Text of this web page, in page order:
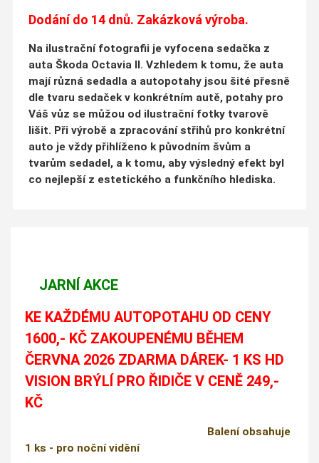
Dodání do 14 dnů. Zakázková výroba.
Na ilustrační fotografii je vyfocena sedačka z
auta Škoda Octavia II. Vzhledem k tomu, že auta
mají různá sedadla a autopotahy jsou šité přesně
dle tvaru sedaček v konkrétním autě, potahy pro
Váš vůz se můžou od ilustrační fotky tvarově
lišit. Při výrobě a zpracování střihů pro konkrétní
auto je vždy přihlíženo k původním švům a
tvarům sedadel, a k tomu, aby výsledný efekt byl
co nejlepší z estetického a funkčního hlediska.
JARNÍ AKCE
KE KAŽDÉMU AUTOPOTAHU OD CENY
1600,- KČ ZAKOUPENÉMU BĚHEM
ČERVNA 2026 ZDARMA DÁREK- 1 KS HD
VISION BRÝLÍ PRO ŘIDIČE V CENĚ 249,-
KČ
Balení obsahuje
1 ks - pro noční vidění